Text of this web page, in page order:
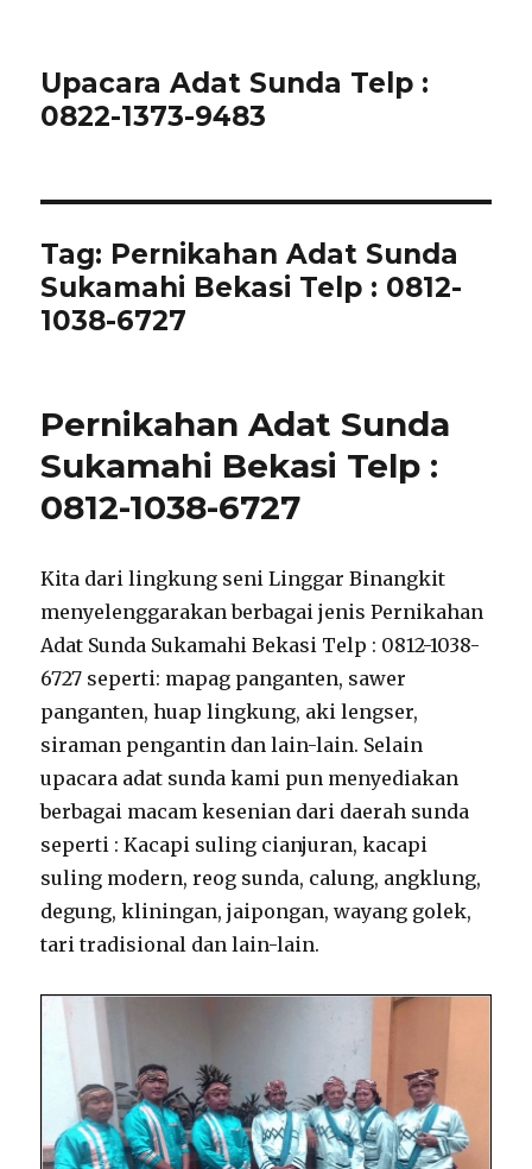
Upacara Adat Sunda Telp :
0822-1373-9483
Tag: Pernikahan Adat Sunda
Sukamahi Bekasi Telp : 0812-
1038-6727
Pernikahan Adat Sunda
Sukamahi Bekasi Telp :
0812-1038-6727
Kita dari lingkung seni Linggar Binangkit
menyelenggarakan berbagai jenis Pernikahan
Adat Sunda Sukamahi Bekasi Telp : 0812-1038-
6727 seperti: mapag panganten, sawer
panganten, huap lingkung, aki lengser,
siraman pengantin dan lain-lain. Selain
upacara adat sunda kami pun menyediakan
berbagai macam kesenian dari daerah sunda
seperti : Kacapi suling cianjuran, kacapi
suling modern, reog sunda, calung, angklung,
degung, kliningan, jaipongan, wayang golek,
tari tradisional dan lain-lain.